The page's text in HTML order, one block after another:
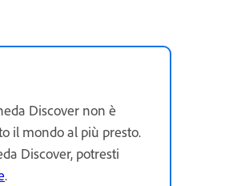
Discover non è
il mondo al più presto.
Discover, potresti
.